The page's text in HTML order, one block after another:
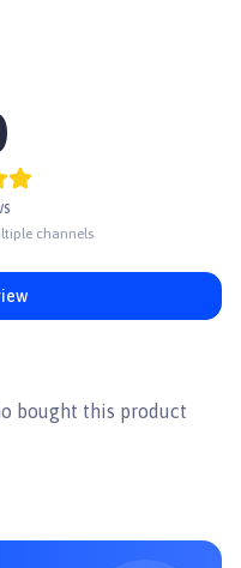
thú cưng.
ngay để tránh thú cưng bị
#phukien
channels
bought this product